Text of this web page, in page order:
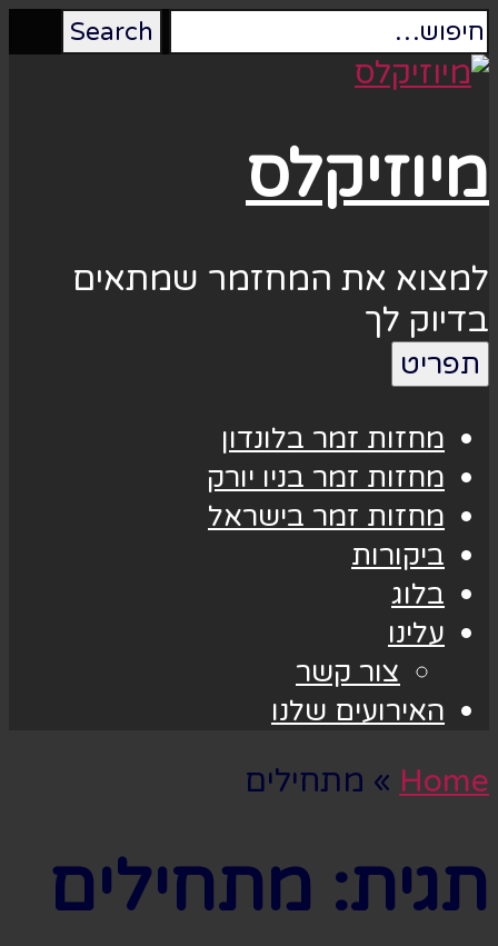
מיוזיקלס
למצוא את המחזמר שמתאים
בדיוק לך
תפריט
מחזות זמר בלונדון
מחזות זמר בניו יורק
מחזות זמר בישראל
ביקורות
בלוג
עלינו
צור קשר
האירועים שלנו
Home
» מתחילים
תגית: מתחילים